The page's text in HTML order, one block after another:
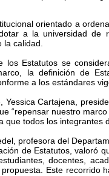
orientado a
a la universidad de
calidad.
los Estatutos se
la definición de
a los estándares
Cartajena,
“repensar nuestro
que todos los integrantes
profesora del
de Estatutos, valoró
docentes,
Este recorrido